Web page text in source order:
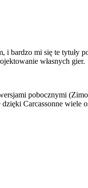
i bardzo mi się te tytuły
własnych gier.
pobocznymi
Carcassonne wiele